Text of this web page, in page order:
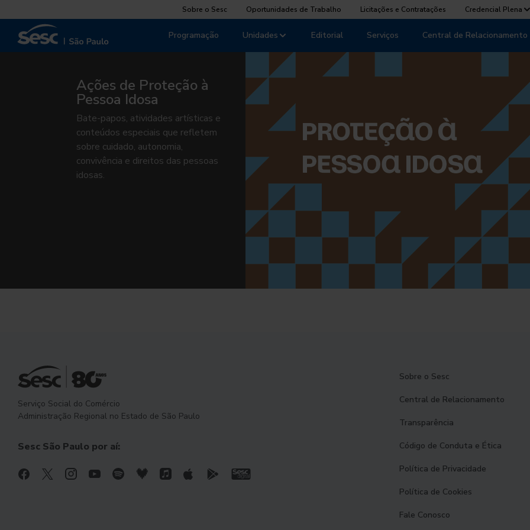
Sobre o Sesc Oportunidades de Trabalho Licitações e Contratações Credencial Plena
Unidades
Programação Editorial Serviços Central de Relacionamento
Ações de Proteção à
Pessoa Idosa
Bate-papos, atividades artísticas e
conteúdos especiais que refletem
sobre cuidado, autonomia,
convivência e direitos das pessoas
idosas.
Serviço Social do Comércio
Administração Regional no Estado de São Paulo
Sesc São Paulo por aí:
Sobre o Sesc
Central de Relacionamento
Transparência
Código de Conduta e Ética
Política de Privacidade
Política de Cookies
Fale Conosco